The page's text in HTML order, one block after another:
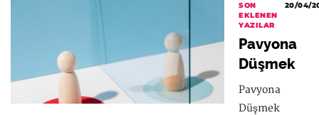
SON
EKLENEN
YAZILAR
20/04/
Pavyona
Düşmek
Pavyona
Düşmek